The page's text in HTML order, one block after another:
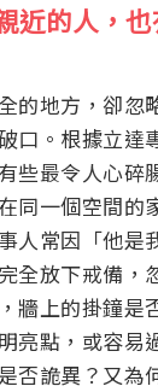
近的人，
的地方，卻忽
口。根據立達
些最令人心碎
同一個空間的
人常因「他是
全放下戒備，
牆上的掛鐘是
亮點，或容易
否詭異？又為